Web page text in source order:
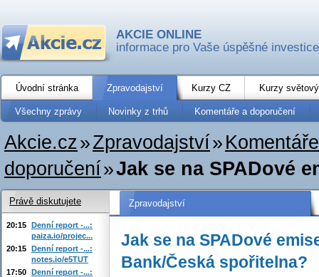
AKCIE ONLINE
informace pro Vaše úspěšné investice
Úvodní stránka Zpravodajství Kurzy CZ Kurzy
Všechny zprávy Novinky z trhů Komentáře a doporučení
Akcie.cz»Zpravodajství»
doporučení»Jak se na SPADové
Zpravodajství
Jak se na SPADové
Bank/Česká spořitelna?
Právě diskutujete
20:15 Denní report -...:
paiza.io/projec...
20:15 Denní report -...:
notes.io/e5TUT
17:50 Denní report -...: